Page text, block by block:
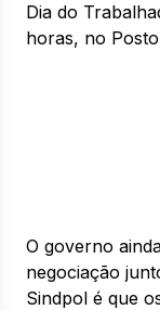
Dia do
horas, no
O governo
negociação
Sindpol é que